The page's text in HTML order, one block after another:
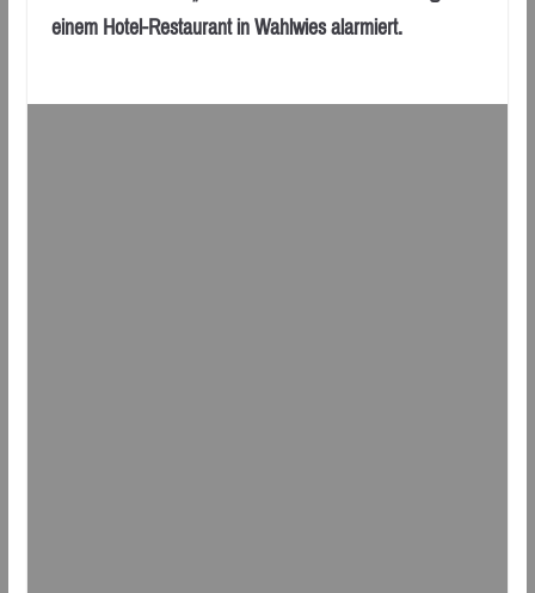
einem Hotel-Restaurant in Wahlwies alarmiert.